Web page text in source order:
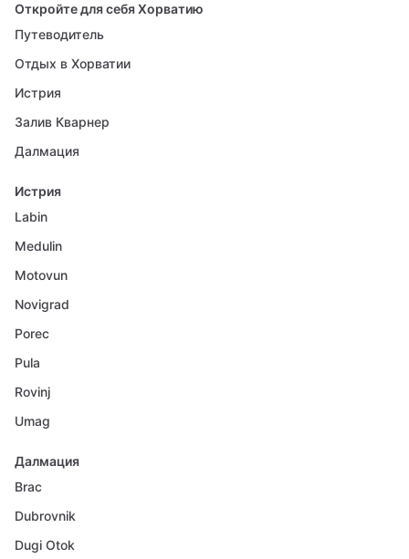
Откройте для себя Хорватию
Путеводитель
Отдых в Хорватии
Истрия
Залив Кварнер
Далмация
Истрия
Labin
Medulin
Motovun
Novigrad
Porec
Pula
Rovinj
Umag
Далмация
Brac
Dubrovnik
Dugi Otok